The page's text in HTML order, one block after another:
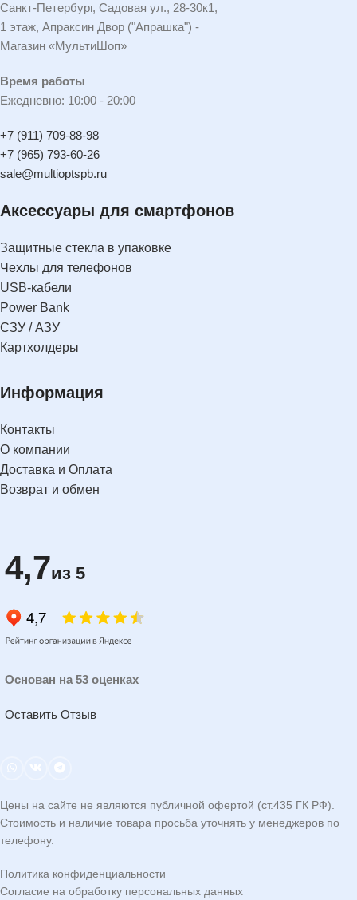
Санкт-Петербург, Садовая ул., 28-30к1,
1 этаж, Апраксин Двор ("Апрашка") -
Магазин «МультиШоп»
Время работы
Ежедневно: 10:00 - 20:00
+7 (911) 709-88-98
+7 (965) 793-60-26
sale@multioptspb.ru
Аксессуары для смартфонов
Защитные стекла в упаковке
Чехлы для телефонов
USB-кабели
Power Bank
СЗУ / АЗУ
Картхолдеры
Информация
Контакты
О компании
Доставка и Оплата
Возврат и обмен
4,7из 5
Основан на 53 оценках
Оставить Отзыв
Цены на сайте не являются публичной офертой (ст.435 ГК РФ).
Стоимость и наличие товара просьба уточнять у менеджеров по
телефону.
Политика конфиденциальности
Согласие на обработку персональных данных